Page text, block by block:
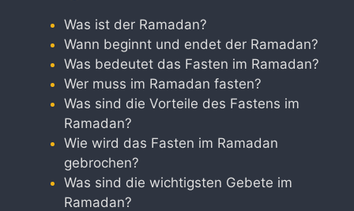
Was ist der Ramadan?
Wann beginnt und endet der Ramadan?
Was bedeutet das Fasten im Ramadan?
Wer muss im Ramadan fasten?
Was sind die Vorteile des Fastens im
Ramadan?
Wie wird das Fasten im Ramadan
gebrochen?
Was sind die wichtigsten Gebete im
Ramadan?